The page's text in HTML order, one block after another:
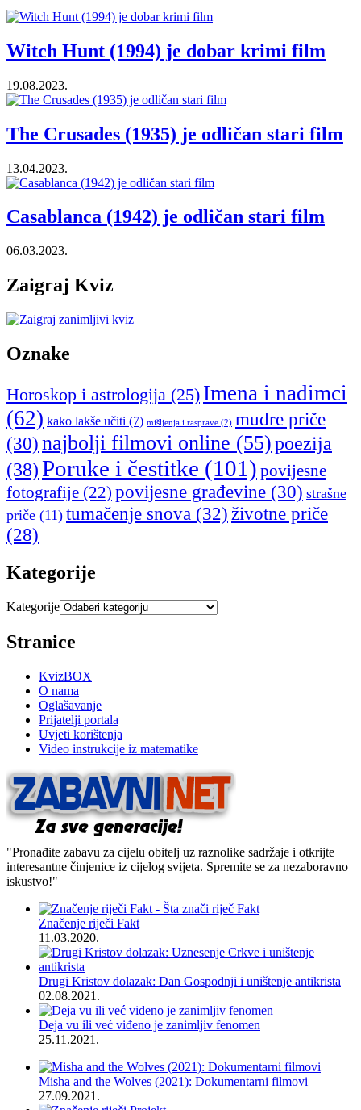
Witch Hunt (1994) je dobar krimi film
19.08.2023.
The Crusades (1935) je odličan stari film
13.04.2023.
Casablanca (1942) je odličan stari film
06.03.2023.
Zaigraj Kviz
Oznake
Horoskop i astrologija (25) Imena i nadimci
(62) kako lakše učiti (7) mišljenja i rasprave (2) mudre priče
(30) najbolji filmovi online (55)poezija
(38)Poruke i čestitke (101) povijesne
fotografije (22) povijesne građevine (30) strašne
priče (11) tumačenje snova (32) životne priče
(28)
Kategorije
Kategorije
Stranice
KvizBOX
O nama
Oglašavanje
Prijatelji portala
Uvjeti korištenja
Video instrukcije iz matematike
"Pronađite zabavu za cijelu obitelj uz raznolike sadržaje i otkrijte
interesantne činjenice iz cijelog svijeta. Spremite se za nezaboravno
iskustvo!"
Značenje riječi Fakt
11.03.2020.
Drugi Kristov dolazak: Dan Gospodnji i uništenje antikrista
02.08.2021.
Deja vu ili već viđeno je zanimljiv fenomen
25.11.2021.
Misha and the Wolves (2021): Dokumentarni filmovi
27.09.2021.